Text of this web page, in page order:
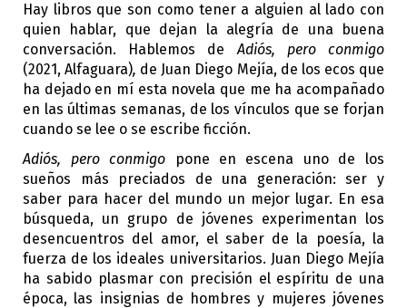
Hay libros que son como tener a alguien al lado con
quien hablar, que dejan la alegría de una buena
conversación. Hablemos de
Adiós, pero conmigo
(2021, Alfaguara), de Juan Diego Mejía, de los ecos que
ha dejado en mí esta novela que me ha acompañado
en las últimas semanas, de los vínculos que se forjan
cuando se lee o se escribe ficción.
Adiós, pero conmigo
pone en escena uno de los
sueños más preciados de una generación: ser y
saber para hacer del mundo un mejor lugar. En esa
búsqueda, un grupo de jóvenes experimentan los
desencuentros del amor, el saber de la poesía, la
fuerza de los ideales universitarios. Juan Diego Mejía
ha sabido plasmar con precisión el espíritu de una
época, las insignias de hombres y mujeres jóvenes